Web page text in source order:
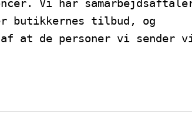
Vi har samarbejdsaftaler
butikkernes tilbud, og
at de personer vi sender